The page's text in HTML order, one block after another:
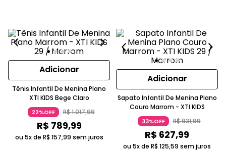
Adicionar
Tênis Infantil De Menina Plano
XTI KIDS Bege Claro
22%OFF R$1.017,99
R$ 789,99
ou 5x de R$ 157,99 sem juros
Adicionar
Sapato Infantil De Menina Plano
Couro Marrom - XTI KIDS
33%OFF R$931,99
R$ 627,99
ou 5x de R$ 125,59 sem juros